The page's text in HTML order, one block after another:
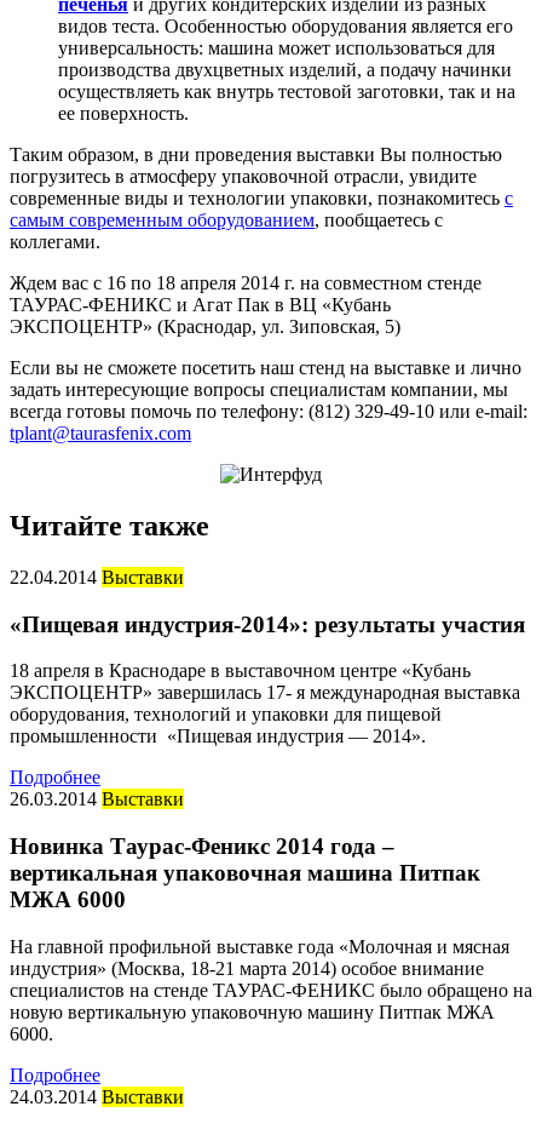
печенья и других кондитерских изделий из разных
видов теста. Особенностью оборудования является его
универсальность: машина может использоваться для
производства двухцветных изделий, а подачу начинки
осуществляеть как внутрь тестовой заготовки, так и на
ее поверхность.
Таким образом, в дни проведения выставки Вы полностью
погрузитесь в атмосферу упаковочной отрасли, увидите
современные виды и технологии упаковки, познакомитесь с
самым современным оборудованием, пообщаетесь с
коллегами.
Ждем вас с 16 по 18 апреля 2014 г. на совместном стенде
ТАУРАС-ФЕНИКС и Агат Пак в ВЦ «Кубань
ЭКСПОЦЕНТР» (Краснодар, ул. Зиповская, 5)
Если вы не сможете посетить наш стенд на выставке и лично
задать интересующие вопросы специалистам компании, мы
всегда готовы помочь по телефону: (812) 329-49-10 или e-mail:
tplant@taurasfenix.com
Читайте также
22.04.2014 Выставки
«Пищевая индустрия-2014»: результаты участия
18 апреля в Краснодаре в выставочном центре «Кубань
ЭКСПОЦЕНТР» завершилась 17- я международная выставка
оборудования, технологий и упаковки для пищевой
промышленности «Пищевая индустрия — 2014».
Подробнее
26.03.2014 Выставки
Новинка Таурас-Феникс 2014 года –
вертикальная упаковочная машина Питпак
МЖА 6000
На главной профильной выставке года «Молочная и мясная
индустрия» (Москва, 18-21 марта 2014) особое внимание
специалистов на стенде ТАУРАС-ФЕНИКС было обращено на
новую вертикальную упаковочную машину Питпак МЖА
6000.
Подробнее
24.03.2014 Выставки